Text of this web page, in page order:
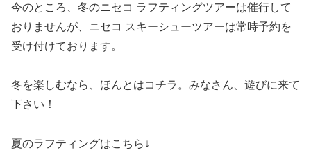
今のところ、冬のニセコ ラフティングツアーは催行して
おりませんが、ニセコ スキーシューツアーは常時予約を
受け付けております。
冬を楽しむなら、ほんとはコチラ。みなさん、遊びに来て
下さい！
夏のラフティングはこちら↓